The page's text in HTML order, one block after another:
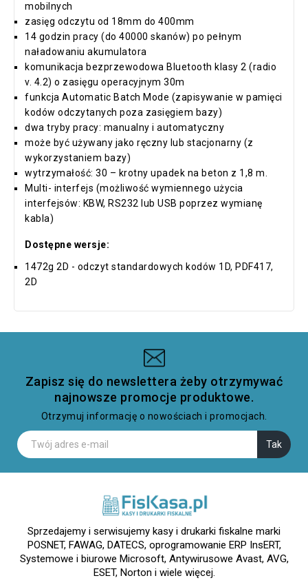
mobilnych
zasięg odczytu od 18mm do 400mm
14 godzin pracy (do 40000 skanów) po pełnym
naładowaniu akumulatora
komunikacja bezprzewodowa Bluetooth klasy 2 (radio
v. 4.2) o zasięgu operacyjnym 30m
funkcja Automatic Batch Mode (zapisywanie w pamięci
kodów odczytanych poza zasięgiem bazy)
dwa tryby pracy: manualny i automatyczny
może być używany jako ręczny lub stacjonarny (z
wykorzystaniem bazy)
wytrzymałość: 30 – krotny upadek na beton z 1,8 m.
Multi- interfejs (możliwość wymiennego użycia
interfejsów: KBW, RS232 lub USB poprzez wymianę
kabla)
Dostępne wersje:
1472g 2D - odczyt standardowych kodów 1D, PDF417,
2D
Zapisz się do newslettera żeby otrzymywać
najnowsze promocje produktowe.
Otrzymuj informację o nowościach i promocjach.
Sprzedajemy i serwisujemy kasy i drukarki fiskalne marki
POSNET, FAWAG, DATECS, oprogramowanie ERP InsERT,
Systemowe i biurowe Microsoft, Antywirusowe Avast, AVG,
ESET, Norton i wiele więcej.